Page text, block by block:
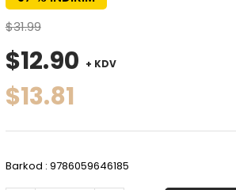
$31.99
$12.90 + KDV
$13.81
Barkod : 9786059646185